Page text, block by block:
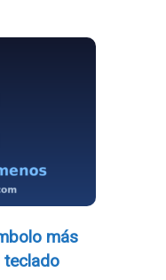
más
teclado